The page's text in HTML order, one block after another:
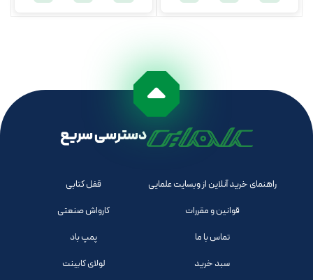
دسترسی سریع
راهنمای خرید آنلاین از وبسایت علمایی
قوانین و مقررات
تماس با ما
سبد خرید
قفل کتابی
کارواش صنعتی
پمپ باد
لولای کابینت